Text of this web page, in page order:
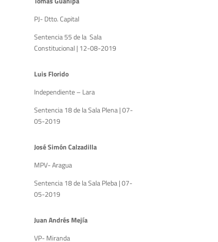
PJ- Dtto. Capital
Sentencia 55 de la Sala
Constitucional | 12-08-2019
Luis Florido
Independiente – Lara
Sentencia 18 de la Sala Plena | 07-
05-2019
José Simón Calzadilla
MPV- Aragua
Sentencia 18 de la Sala Pleba | 07-
05-2019
Juan Andrés Mejía
VP- Miranda